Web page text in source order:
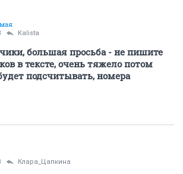
Kalista
большая просьба - не пишите
в тексте, очень тяжело потом
подсчитывать, номера
Клара_Цапкина